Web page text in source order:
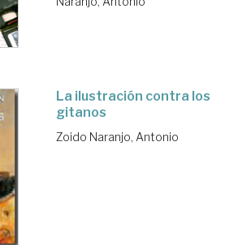
La ilustración contra los
gitanos
Zoido Naranjo, Antonio